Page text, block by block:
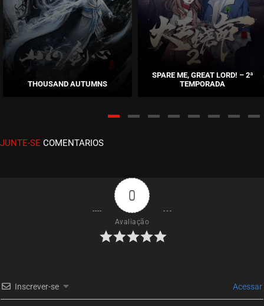
ASSISTIDO
EPISÓDIO 301
abril 12, 2023
EPISÓDIO 300
abril 12, 2023
ASSISTIDO
EPISÓDIO 298
abril 12, 2023
EPISÓDIO 297
EPISÓDIO 296
THOUSAND AUTUMNS
SPARE ME, GREAT LORD! – 2ª
TEMPORADA
JUNTE-SE COMENTARIOS
0
Avaliação
Inscrever-se Acessar